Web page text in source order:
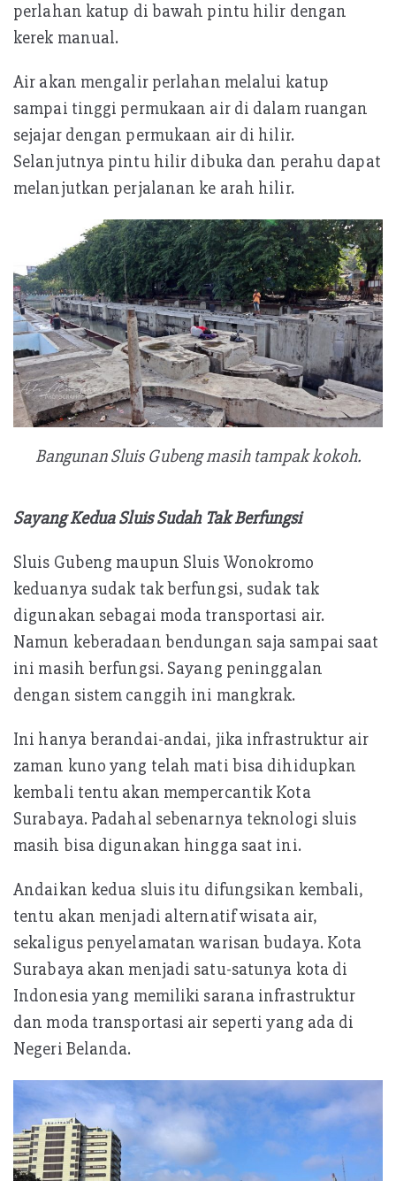
perlahan katup di bawah pintu hilir dengan
kerek manual.
Air akan mengalir perlahan melalui katup
sampai tinggi permukaan air di dalam ruangan
sejajar dengan permukaan air di hilir.
Selanjutnya pintu hilir dibuka dan perahu dapat
melanjutkan perjalanan ke arah hilir.
Bangunan Sluis Gubeng masih tampak kokoh.
Sayang Kedua Sluis Sudah Tak Berfungsi
Sluis Gubeng maupun Sluis Wonokromo
keduanya sudak tak berfungsi, sudak tak
digunakan sebagai moda transportasi air.
Namun keberadaan bendungan saja sampai saat
ini masih berfungsi. Sayang peninggalan
dengan sistem canggih ini mangkrak.
Ini hanya berandai-andai, jika infrastruktur air
zaman kuno yang telah mati bisa dihidupkan
kembali tentu akan mempercantik Kota
Surabaya. Padahal sebenarnya teknologi sluis
masih bisa digunakan hingga saat ini.
Andaikan kedua sluis itu difungsikan kembali,
tentu akan menjadi alternatif wisata air,
sekaligus penyelamatan warisan budaya. Kota
Surabaya akan menjadi satu-satunya kota di
Indonesia yang memiliki sarana infrastruktur
dan moda transportasi air seperti yang ada di
Negeri Belanda.